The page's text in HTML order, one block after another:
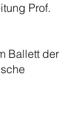
Prof.
Ballett der